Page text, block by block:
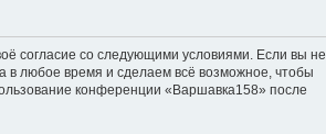
согласие со следующими условиями. Если вы не
в любое время и сделаем всё возможное, чтобы
конференции «Варшавка158» после